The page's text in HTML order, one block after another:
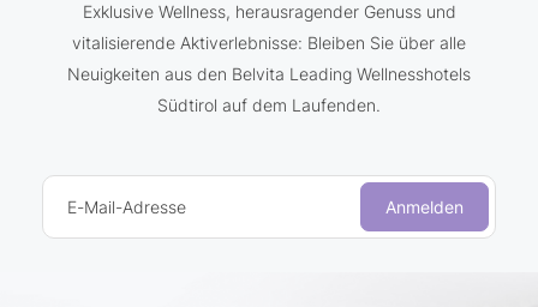
Exklusive Wellness, herausragender Genuss und
vitalisierende Aktiverlebnisse: Bleiben Sie über alle
Neuigkeiten aus den Belvita Leading Wellnesshotels
Südtirol auf dem Laufenden.
E-Mail-Adresse Anmelden